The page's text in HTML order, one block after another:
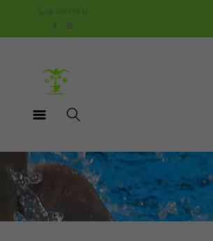
06 20 89 93 42
du Pays
utiles